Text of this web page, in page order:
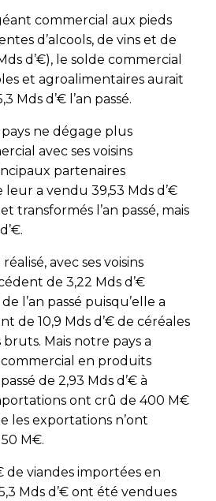
commercial aux pieds
d’alcools, de vins et de
d’€), le solde commercial
et agroalimentaires aurait
Mds d’€ l’an passé.
ne dégage plus
avec ses voisins
partenaires
a vendu 39,53 Mds d’€
transformés l’an passé, mais
avec ses voisins
de 3,22 Mds d’€
l’an passé puisqu’elle a
de 10,9 Mds d’€ de céréales
Mais notre pays a
en produits
de 2,93 Mds d’€ à
ont crû de 400 M€
les exportations n’ont
M€.
de viandes importées en
Mds d’€ ont été vendues